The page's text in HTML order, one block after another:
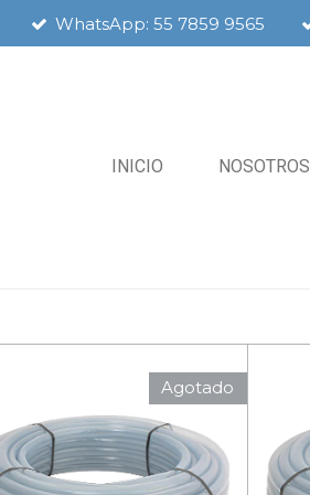
WhatsApp: 55 7859 9565
INICIO NOSOTROS
Agotado